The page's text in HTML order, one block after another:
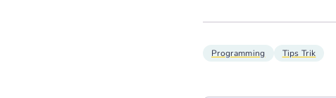
Programming Tips Trik